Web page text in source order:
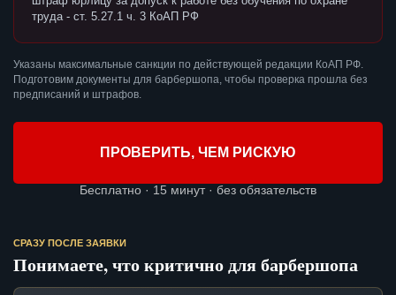
труда - ст. 5.27.1 ч. 3 КоАП РФ
Указаны максимальные санкции по действующей редакции КоАП РФ.
Подготовим документы для барбершопа, чтобы проверка прошла без
предписаний и штрафов.
ПРОВЕРИТЬ, ЧЕМ РИСКУЮ
Бесплатно · 15 минут · без обязательств
СРАЗУ ПОСЛЕ ЗАЯВКИ
Понимаете, что критично для барбершопа